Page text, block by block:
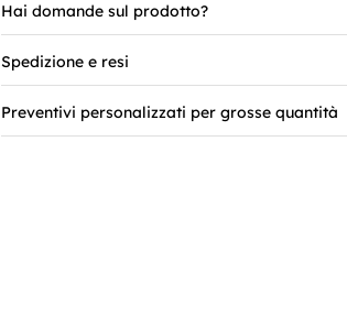
Hai domande sul prodotto?
Spedizione e resi
Preventivi personalizzati per grosse quantità